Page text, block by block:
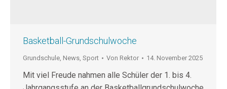
Basketball-Grundschulwoche
Grundschule, News, Sport Von Rektor 14. November 2025
Mit viel Freude nahmen alle Schüler der 1. bis 4.